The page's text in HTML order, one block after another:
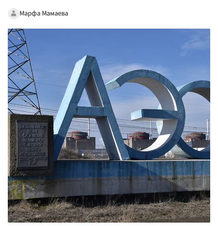
Марфа Мамаева